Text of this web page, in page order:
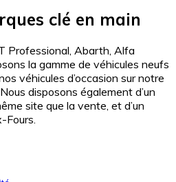
clé en main
Professional, Abarth, Alfa
la gamme de véhicules neufs
véhicules d’occasion sur notre
disposons également d’un
site que la vente, et d’un
Fours.